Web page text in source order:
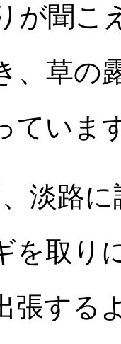
が聞こ
、草の
ていま
淡路
を取り
張する